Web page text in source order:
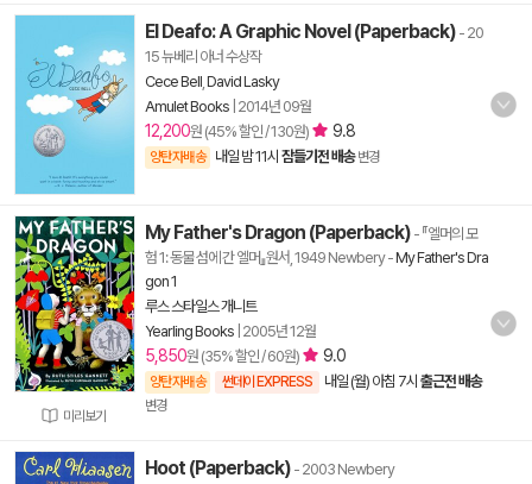
El Deafo: A Graphic Novel (Paperback) - 20
15 뉴베리 아너 수상작
Cece Bell David Lasky
Amulet Books 2014년 09월
12,200원 (45% 할인 / 130원) 9.8
양탄자배송 내일 밤 11시 잠들기전 배송 변경
미리보기
My Father's Dragon (Paperback) - 『엘머의 모
험 1: 동물 섬에 간 엘머』원서, 1949 Newbery-My Father's Dra
gon 1
루스 스타일스 개니트
Yearling Books 2005년 12월
5,850원 (35% 할인 / 60원) 9.0
양탄자배송 썬데이 EXPRESS 내일 (월) 아침 7시 출근전 배송
변경
Hoot (Paperback) - 2003 Newbery